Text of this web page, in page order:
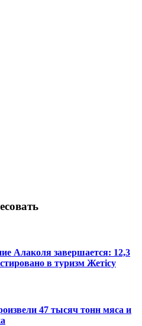
Алаколя завершается: 12,3
в туризм Жетісу
47 тысяч тонн мяса и